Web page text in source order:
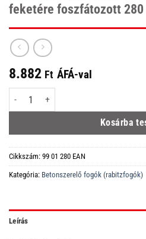
feketére foszfátozott 280
8.882 Ft ÁFÁ-val
99 01 280 EAN Betonszerelő fogó
Kosárba
Cikkszám: 99 01 280 EAN
Kategória: Betonszerelő fogók (rabitzfogók)
Leírás